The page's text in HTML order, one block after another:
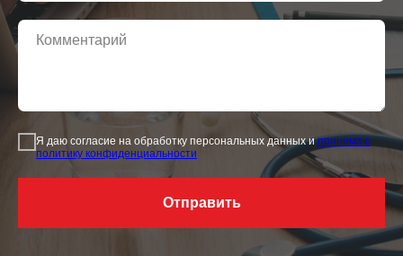
Я даю согласие на обработку персональных данных ипринимаю
политику конфиденциальности
Отправить